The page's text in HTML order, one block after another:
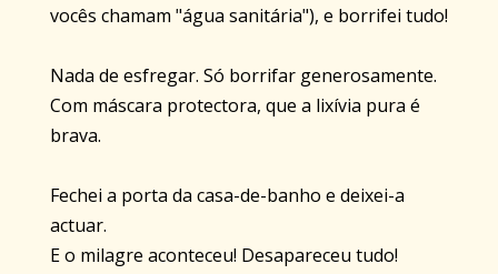
vocês chamam "água sanitária"), e borrifei tudo!
Nada de esfregar. Só borrifar generosamente.
Com máscara protectora, que a lixívia pura é
brava.
Fechei a porta da casa-de-banho e deixei-a
actuar.
E o milagre aconteceu! Desapareceu tudo!